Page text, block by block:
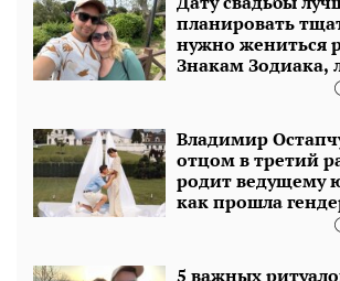
планировать
нужно жениться
Знакам Зодиака,
Владимир
отцом в третий
родит ведущему
как прошла
5 важных